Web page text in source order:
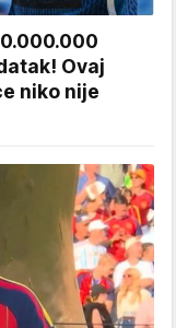
Ovaj
niko nije